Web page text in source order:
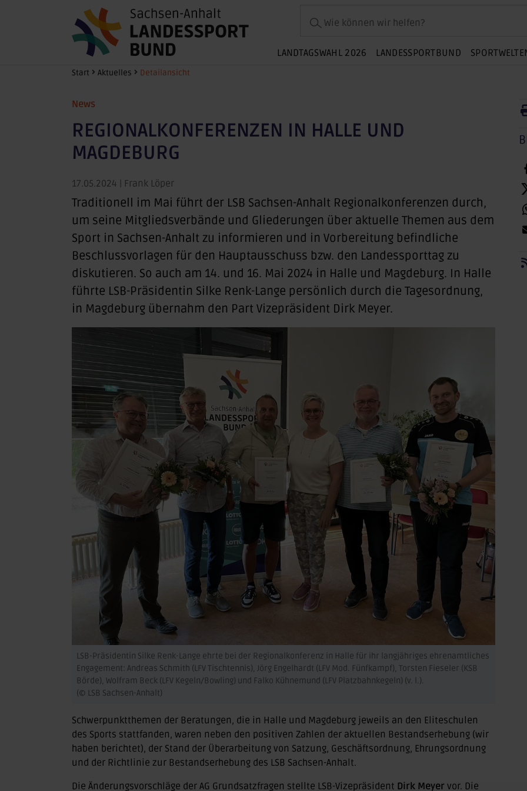
Zum Hauptinhalt springen
Wie können wir helfen?
LANDTAGSWAHL 2026 LANDESSPORTBUND
Sie sind hier:
Start Aktuelles Detailansicht
News
REGIONALKONFERENZEN IN HALLE UND
MAGDEBURG
17.05.2024 | Frank Löper
Traditionell im Mai führt der LSB Sachsen-Anhalt Regionalkonferenzen durch,
um seine Mitgliedsverbände und Gliederungen über aktuelle Themen aus dem
Sport in Sachsen-Anhalt zu informieren und in Vorbereitung befindliche
Beschlussvorlagen für den Hauptausschuss bzw. den Landessporttag zu
diskutieren. So auch am 14. und 16. Mai 2024 in Halle und Magdeburg. In Halle
führte LSB-Präsidentin Silke Renk-Lange persönlich durch die Tagesordnung,
in Magdeburg übernahm den Part Vizepräsident Dirk Meyer.
LSB-Präsidentin Silke Renk-Lange ehrte bei der Regionalkonferenz in Halle für ihr langjähriges ehrenamtliches
Engagement: Andreas Schmith (LFV Tischtennis), Jörg Engelhardt (LFV Mod. Fünfkampf), Torsten Fieseler (KSB
Börde), Wolfram Beck (LFV Kegeln/Bowling) und Falko Kühnemund (LFV Platzbahnkegeln) (v. l.).
(© LSB Sachsen-Anhalt)
Schwerpunktthemen der Beratungen, die in Halle und Magdeburg jeweils an den Eliteschulen
des Sports stattfanden, waren neben den positiven Zahlen der aktuellen Bestandserhebung (wir
haben berichtet), der Stand der Überarbeitung von Satzung, Geschäftsordnung, Ehrungsordnung
und der Richtlinie zur Bestandserhebung des LSB Sachsen-Anhalt.
Die Änderungsvorschläge der AG Grundsatzfragen stellte LSB-Vizepräsident Dirk Meyer vor. Die